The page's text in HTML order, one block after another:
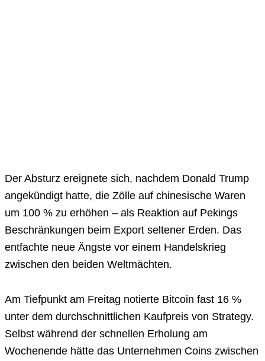
Der Absturz ereignete sich, nachdem Donald Trump
angekündigt hatte, die Zölle auf chinesische Waren
um 100 % zu erhöhen – als Reaktion auf Pekings
Beschränkungen beim Export seltener Erden. Das
entfachte neue Ängste vor einem Handelskrieg
zwischen den beiden Weltmächten.
Am Tiefpunkt am Freitag notierte Bitcoin fast 16 %
unter dem durchschnittlichen Kaufpreis von Strategy.
Selbst während der schnellen Erholung am
Wochenende hätte das Unternehmen Coins zwischen